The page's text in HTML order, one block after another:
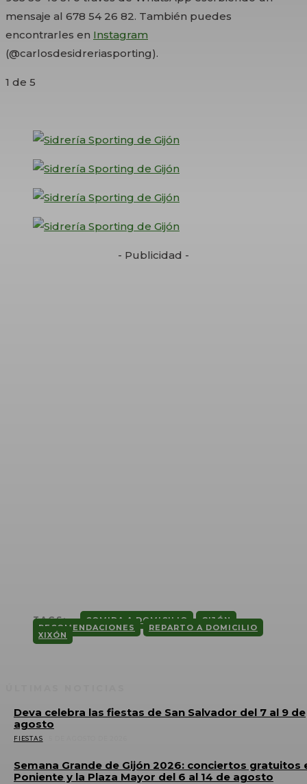
mensaje al 678 54 26 82. También puedes
encontrarles en Instagram
(@carlosdesidreriasporting).
1 de 5
- Publicidad -
TAGS: COMIDA A DOMICILIO GIJÓN
RECOMENDACIONES REPARTO A DOMICILIO
XIXÓN
Deva celebra las fiestas de San Salvador del 7 al 9 de
agosto
FIESTAS
Semana Grande de Gijón 2026: conciertos gratuitos
Poniente y la Plaza Mayor del 6 al 14 de agosto